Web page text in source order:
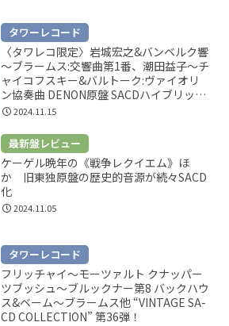
タワーレコード
〈タワレコ限定〉岩城宏之&バンベルク響
～ブラームス:交響曲第1番、潮田益子～チ
ャイコフスキー&バルトーク:ヴァイオリ
ン協奏曲 DENON原盤 SACDハイブリッド
11月20日発売
2024.11.15
最新盤レビュー
ケーゲル晩年の《戦争レクイエム》ほ
か 旧東独原盤の歴史的音源が続々SACD
化
2024.11.05
タワーレコード
フリッチャイ～モーツァルト クナッパー
ツブッシュ～ブルックナー第8 バックハウ
ス&ベーム～ブラームス他 “VINTAGE SA-
CD COLLECTION” 第36弾！